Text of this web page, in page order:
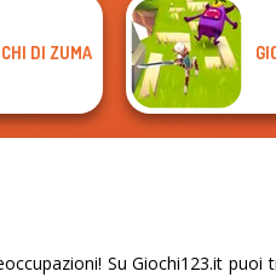
DI ZUMA
Su Giochi123.it puoi